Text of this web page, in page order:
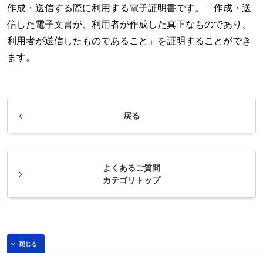
作成・送信する際に利用する電子証明書です。「作成・送
信した電子文書が、利用者が作成した真正なものであり、
利用者が送信したものであること」を証明することができ
ます。
戻る
よくあるご質問
カテゴリトップ
閉じる